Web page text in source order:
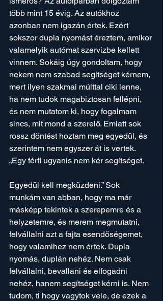
több mint 15 évig. Az autókhoz
azonban nem igazán értek. Ezért
sokszor dupla nyomást éreztem, amikor
valamelyik autómat szervizbe kellett
vinnem. Sokáig úgy gondoltam, hogy
nekem nem szabad segítséget kérnem,
mert ilyen szakmai múlttal ciki lenne,
ha nem tudok magabiztosan fellépni,
és nem mutatom ki, hogy fogalmam
sincs, mit mond a szerelő. Emiatt sok
rossz döntést hoztam meg egyedül, és
szerintem nem egyszer át is vertek.
„Egy férfi ugyanis nem kér segítséget.
Egyedül kell megküzdeni.” Sok
munkám van abban, hogy ma már
másképp tekintek a szerepemre és a
helyzetemre, és merem megmutatni,
felvállalni azt a fajta esendőségemet,
hogy valamihez nem értek. Dupla
nyomás, duplán nehéz. Nem csak
felvállalni, bevallani és elfogadni
nehéz, hanem segítséget kérni is. Nem
tudom, ti hogy vagytok vele, de ezek a